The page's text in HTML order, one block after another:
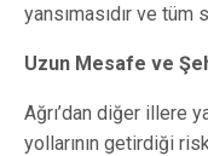
yansımasıdır ve tüm
Uzun Mesafe ve
Ağrı’dan diğer illere
yollarının getirdiği